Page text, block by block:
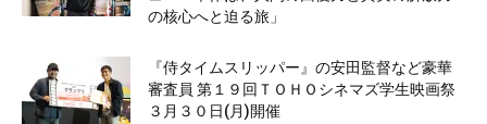
の核心へと迫る旅」
『侍タイムスリッパー』の安田監督など豪華
審査員 第１９回ＴＯＨＯシネマズ学生映画祭
３月３０日(月)開催